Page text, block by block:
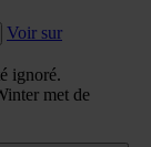
Voir sur
ignoré.
met de